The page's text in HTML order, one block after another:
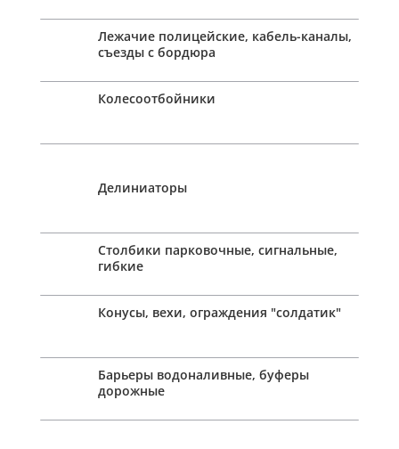
Лежачие полицейские, кабель-каналы,
съезды с бордюра
Колесоотбойники
Делиниаторы
Столбики парковочные, сигнальные,
гибкие
Конусы, вехи, ограждения "солдатик"
Барьеры водоналивные, буферы
дорожные